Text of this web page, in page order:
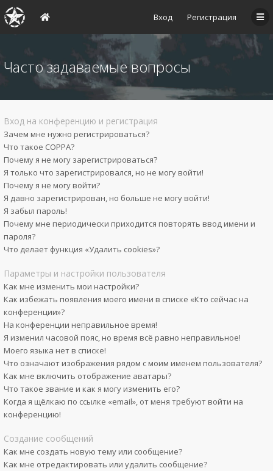
Вход Регистрация
Часто задаваемые вопросы
Вход на конференцию и регистрация
Зачем мне нужно регистрироваться?
Что такое COPPA?
Почему я не могу зарегистрироваться?
Я только что зарегистрировался, но не могу войти!
Почему я не могу войти?
Я давно зарегистрирован, но больше не могу войти!
Я забыл пароль!
Почему мне периодически приходится повторять ввод имени и
пароля?
Что делает функция «Удалить cookies»?
Параметры и настройки пользователя
Как мне изменить мои настройки?
Как избежать появления моего имени в списке «Кто сейчас на
конференции»?
На конференции неправильное время!
Я изменил часовой пояс, но время всё равно неправильное!
Моего языка нет в списке!
Что означают изображения рядом с моим именем пользователя?
Как мне включить отображение аватары?
Что такое звание и как я могу изменить его?
Когда я щёлкаю по ссылке «email», от меня требуют войти на
конференцию!
Создание сообщений
Как мне создать новую тему или сообщение?
Как мне отредактировать или удалить сообщение?